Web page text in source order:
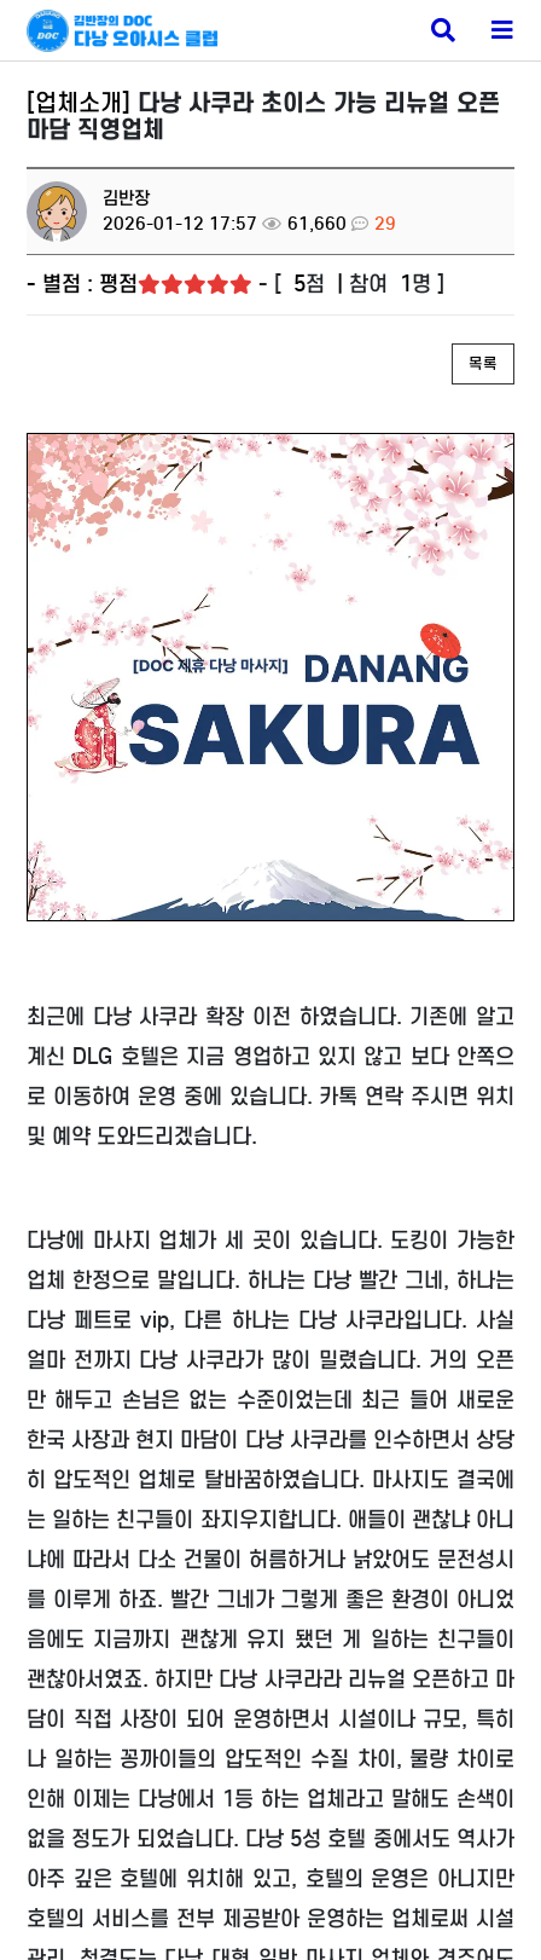
검
색
튼
메
뉴
튼
다낭 마사지
[업체소개] 다낭 사쿠라 초이스 가능 리뉴얼 오픈
마담 직영업체
김반장
2026-01-12 17:57
61,660 29
- 별점 : 평점 - [ 5점 참여 1 명 ]
목록
최근에 다낭 사쿠라 확장 이전 하였습니다. 기존에 알고
계신 DLG 호텔은 지금 영업하고 있지 않고 보다 안쪽으
로 이동하여 운영 중에 있습니다. 카톡 연락 주시면 위치
및 예약 도와드리겠습니다.
다낭에 마사지 업체가 세 곳이 있습니다. 도킹이 가능한
업체 한정으로 말입니다. 하나는 다낭 빨간 그네, 하나는
다낭 페트로 vip, 다른 하나는 다낭 사쿠라입니다. 사실
얼마 전까지 다낭 사쿠라가 많이 밀렸습니다. 거의 오픈
만 해두고 손님은 없는 수준이었는데 최근 들어 새로운
한국 사장과 현지 마담이 다낭 사쿠라를 인수하면서 상당
히 압도적인 업체로 탈바꿈하였습니다. 마사지도 결국에
는 일하는 친구들이 좌지우지합니다. 애들이 괜찮냐 아니
냐에 따라서 다소 건물이 허름하거나 낡았어도 문전성시
를 이루게 하죠. 빨간 그네가 그렇게 좋은 환경이 아니었
음에도 지금까지 괜찮게 유지 됐던 게 일하는 친구들이
괜찮아서였죠. 하지만 다낭 사쿠라라 리뉴얼 오픈하고 마
담이 직접 사장이 되어 운영하면서 시설이나 규모, 특히
나 일하는 꽁까이들의 압도적인 수질 차이, 물량 차이로
인해 이제는 다낭에서 1등 하는 업체라고 말해도 손색이
없을 정도가 되었습니다. 다낭 5성 호텔 중에서도 역사가
아주 깊은 호텔에 위치해 있고, 호텔의 운영은 아니지만
호텔의 서비스를 전부 제공받아 운영하는 업체로써 시설